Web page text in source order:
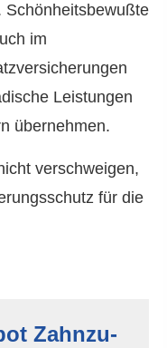
Schönheitsbewußte
im
Leistungen
übernehmen.
verschweigen,
für die
Zahn­zu­